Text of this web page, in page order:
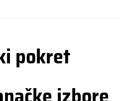
pokret